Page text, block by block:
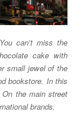
can't miss the
cake with
small jewel of the
bookstore. In this
the main street
brands.